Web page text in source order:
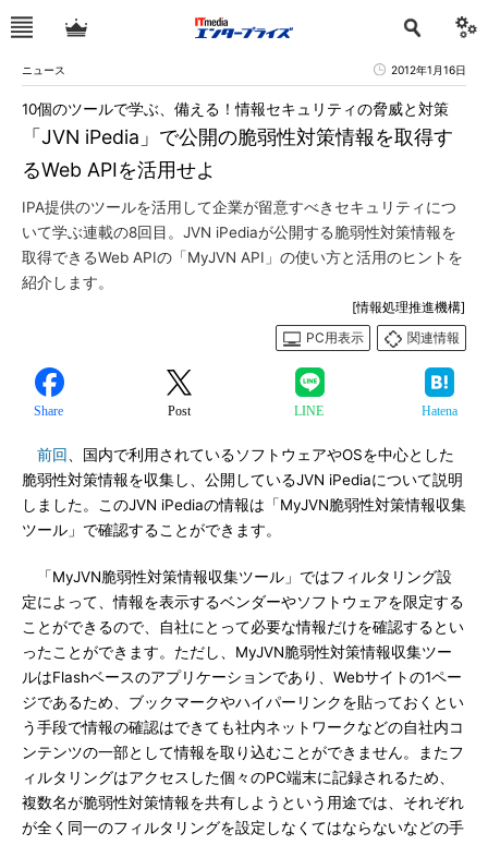
ニュース 2012年1月16日
「JVN iPedia」で公開の脆弱性対策情報を取得す
るWeb APIを活用せよ
10個のツールで学ぶ、備える！情報セキュリティの脅威と対策
IPA提供のツールを活用して企業が留意すべきセキュリティにつ
いて学ぶ連載の8回目。JVN iPediaが公開する脆弱性対策情報を
取得できるWeb APIの「MyJVN API」の使い方と活用のヒントを
紹介します。
[情報処理推進機構]
PC用表示
関連情報
Share Post LINE Hatena
前回
、国内で利用されているソフトウェアやOSを中心とした
脆弱性対策情報を収集し、公開しているJVN iPediaについて説明
しました。このJVN iPediaの情報は「MyJVN脆弱性対策情報収集
ツール」で確認することができます。
「MyJVN脆弱性対策情報収集ツール」ではフィルタリング設
定によって、情報を表示するベンダーやソフトウェアを限定する
ことができるので、自社にとって必要な情報だけを確認するとい
ったことができます。ただし、MyJVN脆弱性対策情報収集ツー
ルはFlashベースのアプリケーションであり、Webサイトの1ペー
ジであるため、ブックマークやハイパーリンクを貼っておくとい
う手段で情報の確認はできても社内ネットワークなどの自社内コ
ンテンツの一部として情報を取り込むことができません。またフ
ィルタリングはアクセスした個々のPC端末に記録されるため、
複数名が脆弱性対策情報を共有しようという用途では、それぞれ
が全く同一のフィルタリングを設定しなくてはならないなどの手